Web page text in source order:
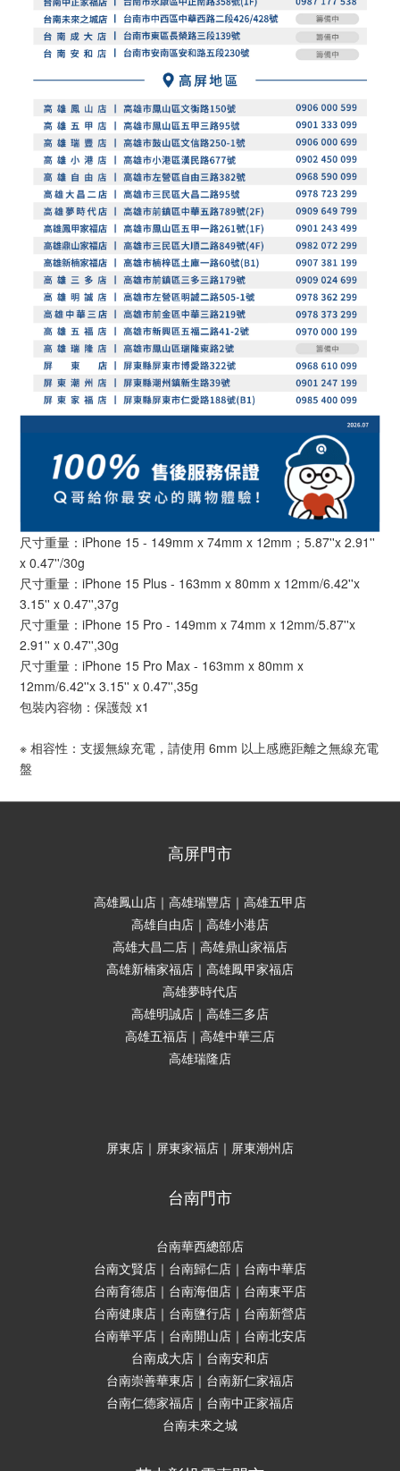
尺寸重量：iPhone 15 - 149mm x 74mm x 12mm；5.87''x 2.91''
x 0.47''/30g
尺寸重量：iPhone 15 Plus - 163mm x 80mm x 12mm/6.42''x
3.15'' x 0.47'',37g
尺寸重量：iPhone 15 Pro - 149mm x 74mm x 12mm/5.87''x
2.91'' x 0.47'',30g
尺寸重量：iPhone 15 Pro Max - 163mm x 80mm x
12mm/6.42''x 3.15'' x 0.47'',35g
包裝內容物：保護殼 x1
※ 相容性：支援無線充電，請使用 6mm 以上感應距離之無線充電
盤
高屏門市
高雄鳳山店｜高雄瑞豐店｜高雄五甲店
高雄自由店｜高雄小港店
高雄大昌二店｜高雄鼎山家福店
高雄新楠家福店｜高雄鳳甲家福店
高雄夢時代店
高雄明誠店｜高雄三多店
高雄五福店｜高雄中華三店
高雄瑞隆店
屏東店｜屏東家福店｜屏東潮州店
台南門市
台南華西總部店
台南文賢店｜台南歸仁店｜台南中華店
台南育德店｜台南海佃店｜台南東平店
台南健康店｜台南鹽行店｜台南新營店
台南華平店｜台南開山店｜台南北安店
台南成大店｜台南安和店
台南崇善華東店｜台南新仁家福店
台南仁德家福店｜台南中正家福店
台南未來之城